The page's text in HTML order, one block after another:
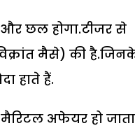
और छल होगा.टीजर से
मैसे) की
हाते हैं.
अफेयर हो